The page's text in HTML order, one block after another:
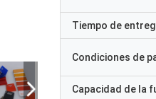
Tiempo de
Condiciones de
Capacidad de la